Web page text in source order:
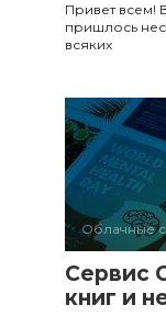
Привет всем!
пришлось
всяких
Облачные
Сервис
книг и